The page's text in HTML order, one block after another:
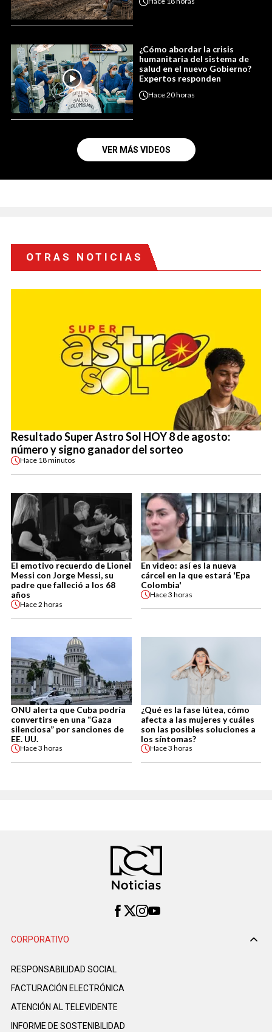
¿Cómo abordar la crisis
humanitaria del sistema de
salud en el nuevo Gobierno?
Expertos responden
Hace20 horas
VER MÁS VIDEOS
OTRAS NOTICIAS
Resultado Super Astro Sol HOY 8 de agosto:
número y signo ganador del sorteo
Hace 18 minutos
El emotivo recuerdo de Lionel
Messi con Jorge Messi, su
padre que falleció a los 68
años
Hace2 horas
En video: así es la nueva
cárcel en la que estará 'Epa
Colombia'
Hace3 horas
ONU alerta que Cuba podría
convertirse en una “Gaza
silenciosa” por sanciones de
EE. UU.
Hace3 horas
¿Qué es la fase lútea, cómo
afecta a las mujeres y cuáles
son las posibles soluciones a
los síntomas?
Hace3 horas
CORPORATIVO
RESPONSABILIDAD SOCIAL
FACTURACIÓN ELECTRÓNICA
ATENCIÓN AL TELEVIDENTE
INFORME DE SOSTENIBILIDAD